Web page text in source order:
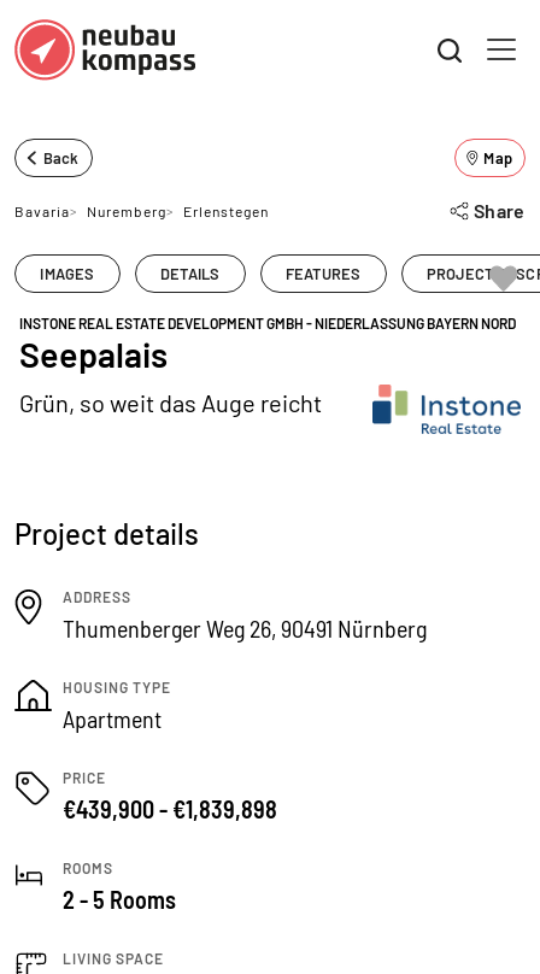
Back Map
Bavaria> Nuremberg> Erlenstegen Share
IMAGES DETAILS FEATURES PROJECT
INSTONE REAL ESTATE DEVELOPMENT GMBH - NIEDERLASSUNG BAYERN NORD
Seepalais
Grün, so weit das Auge reicht
Project details
ADDRESS
Thumenberger Weg 26, 90491 Nürnberg
HOUSING TYPE
Apartment
PRICE
€439,900 - €1,839,898
ROOMS
2 - 5 Rooms
LIVING SPACE